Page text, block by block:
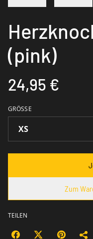
(pink)
24,95 €
GRÖSSE
Zum
TEILEN